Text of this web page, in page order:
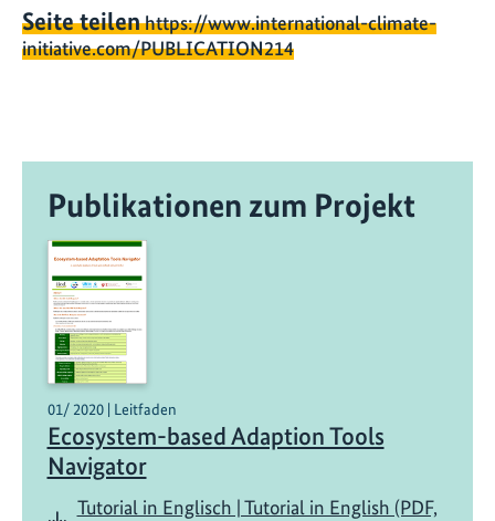
Seite teilenhttps://www.international-climate-
initiative.com/PUBLICATION214
Publikationen zum Projekt
01/ 2020 | Leitfaden
Ecosystem-based Adaption Tools
Navigator
Tutorial in Englisch | Tutorial in English (PDF,